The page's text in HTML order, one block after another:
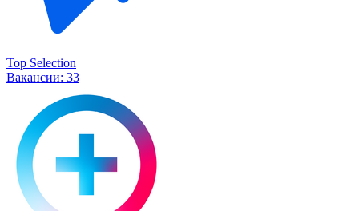
Top Selection
Вакансии: 33